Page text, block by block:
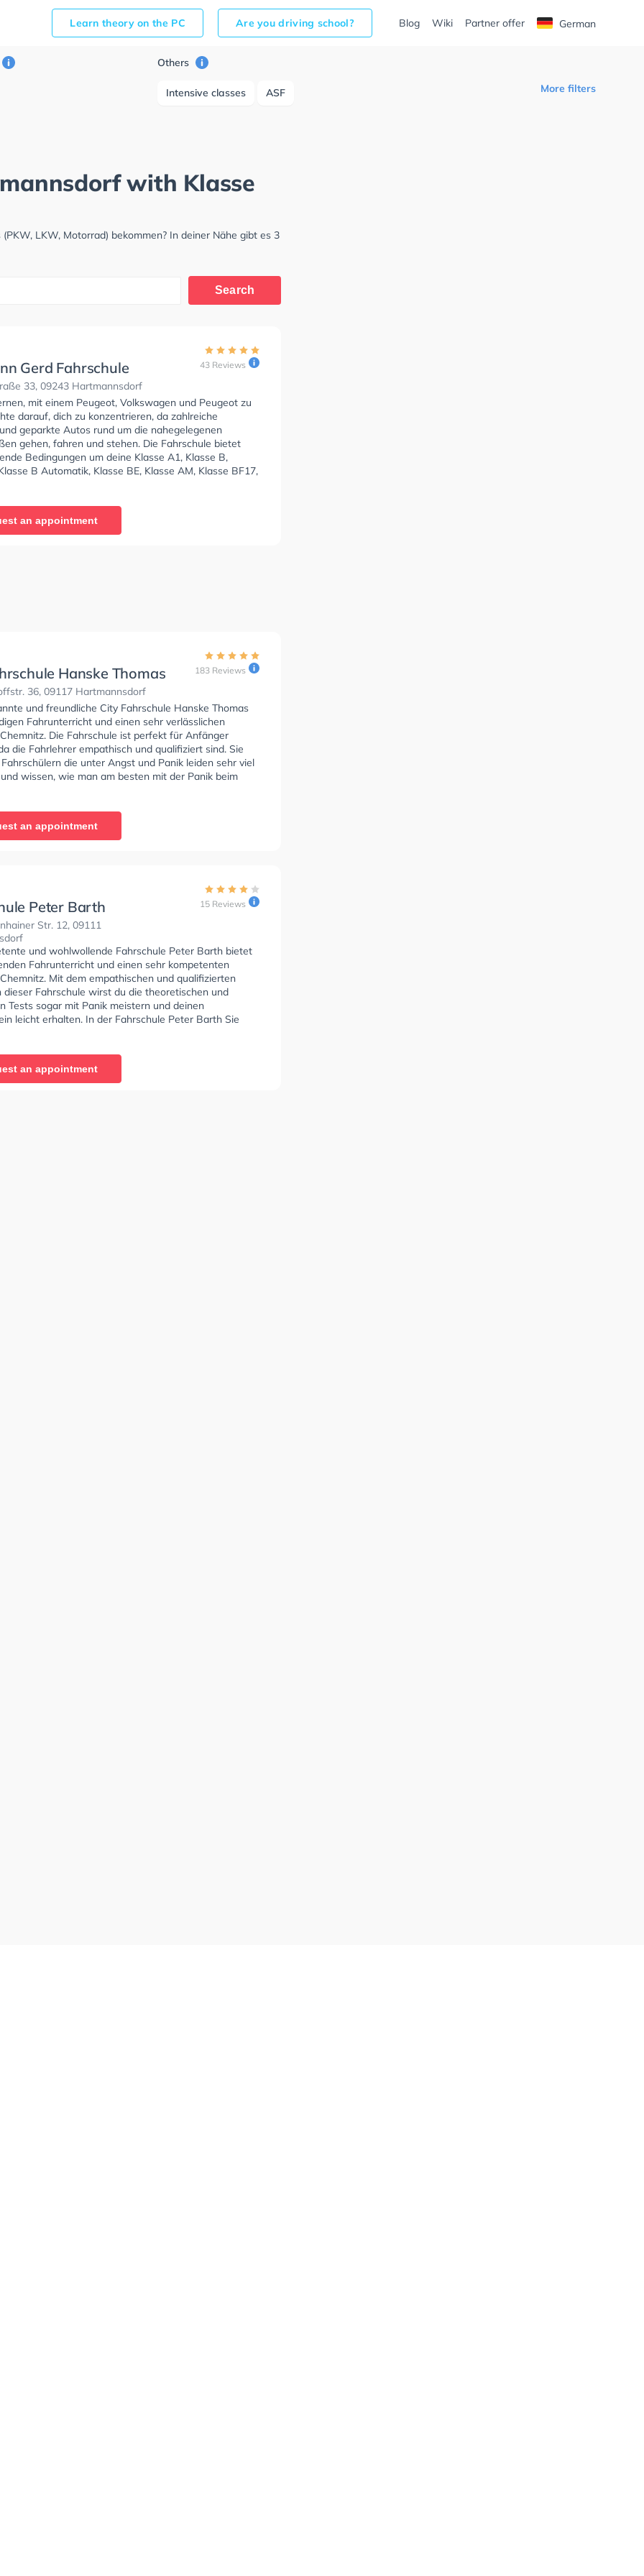
Learn theory on the PC Are you driving school? Blog Wiki Partner offer German
Others
Intensive classes ASF More filters
with Klasse
LKW, Motorrad) bekommen? In deiner Nähe gibt es 3
Search
Gerd Fahrschule
33, 09243 Hartmannsdorf
43 Reviews
mit einem Peugeot, Volkswagen und Peugeot zu
darauf, dich zu konzentrieren, da zahlreiche
geparkte Autos rund um die nahegelegenen
gehen, fahren und stehen. Die Fahrschule bietet
Bedingungen um deine Klasse A1, Klasse B,
B Automatik, Klasse BE, Klasse AM, Klasse BF17,
Klasse C1, Klasse C1E, Klasse C, Klasse CE, Klasse D,
Sie können einen Termin online anfragen.
an appointment
Hanske Thomas
36, 09117 Hartmannsdorf
183 Reviews
und freundliche City Fahrschule Hanske Thomas
Fahrunterricht und einen sehr verlässlichen
Die Fahrschule ist perfekt für Anfänger
die Fahrlehrer empathisch und qualifiziert sind. Sie
die unter Angst und Panik leiden sehr viel
wissen, wie man am besten mit der Panik beim
soll. Letzte Bewertung: "......überglücklich,
MARIO, welcher ner alten Frau (52 Jahre) das
beigebracht hat -keine Vorkenntnisse- 😉 und an
"gute Seele der Fahrschule", welche sich hervorragend
an appointment
Peter Barth
Str. 12, 09111
15 Reviews
und wohlwollende Fahrschule Peter Barth bietet
Fahrunterricht und einen sehr kompetenten
Mit dem empathischen und qualifizierten
dieser Fahrschule wirst du die theoretischen und
Tests sogar mit Panik meistern und deinen
leicht erhalten. In der Fahrschule Peter Barth Sie
Termin online anfragen.
an appointment